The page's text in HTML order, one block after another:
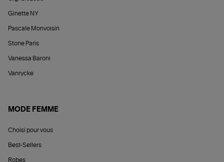
Ginette NY
Pascale Monvoisin
Stone Paris
Vanessa Baroni
Vanrycke
MODE FEMME
Choisi pour vous
Best-Sellers
Robes